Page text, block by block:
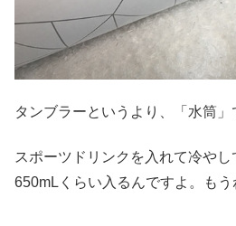
タンブラーというより、「水筒」
スポーツドリンクを入れて冷やし
650mLくらい入るんですよ。もう